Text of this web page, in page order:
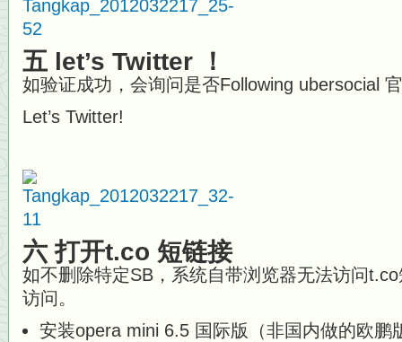
五 let’s Twitter ！
如验证成功，会询问是否Following ubersocial
Let’s Twitter!
六 打开t.co 短链接
如不删除特定SB，系统自带浏览器无法访问
访问。
安装opera mini 6.5 国际版（非国内做的欧鹏